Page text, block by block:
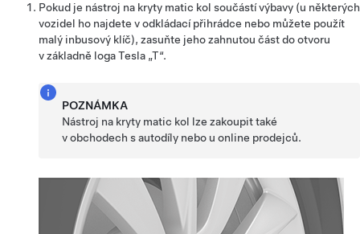
Pokud je nástroj na kryty matic kol součástí výbavy (u některých
vozidel ho najdete v odkládací přihrádce nebo můžete použít
malý inbusový klíč), zasuňte jeho zahnutou část do otvoru
v základně loga Tesla „T“.
POZNÁMKA
Nástroj na kryty matic kol lze zakoupit také
v obchodech s autodíly nebo u online prodejců.